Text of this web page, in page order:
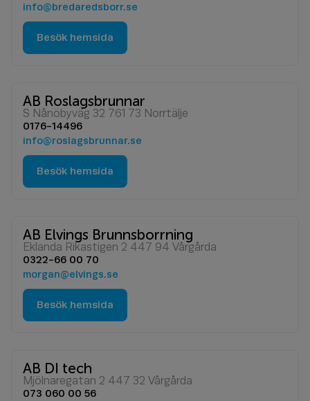
info@bredaredsborr.se
Besök hemsida
AB Roslagsbrunnar
S Nånöbyväg 32 761 73 Norrtälje
0176-14496
info@roslagsbrunnar.se
Besök hemsida
AB Elvings Brunnsborrning
Eklanda Rikastigen 2 447 94 Vårgårda
0322-66 00 70
morgan@elvings.se
Besök hemsida
AB DI tech
Mjölnaregatan 2 447 32 Vårgårda
073 060 00 56